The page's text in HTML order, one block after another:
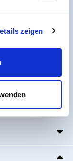
zeigen